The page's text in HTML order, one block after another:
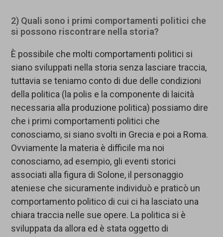
2) Quali sono i primi comportamenti politici che
si possono riscontrare nella storia?
È possibile che molti comportamenti politici si
siano sviluppati nella storia senza lasciare traccia,
tuttavia se teniamo conto di due delle condizioni
della politica (la polis e la componente di laicità
necessaria alla produzione politica) possiamo dire
che i primi comportamenti politici che
conosciamo, si siano svolti in Grecia e poi a Roma.
Ovviamente la materia è difficile ma noi
conosciamo, ad esempio, gli eventi storici
associati alla figura di Solone, il personaggio
ateniese che sicuramente individuò e praticò un
comportamento politico di cui ci ha lasciato una
chiara traccia nelle sue opere. La politica si è
sviluppata da allora ed è stata oggetto di